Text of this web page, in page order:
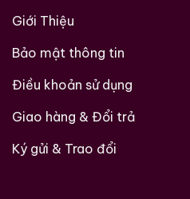
Giới Thiệu
Bảo mật thông tin
Điều khoản sử dụng
Giao hàng & Đổi trả
Ký gửi & Trao đổi